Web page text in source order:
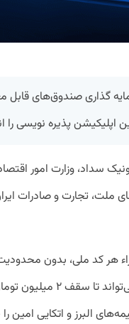
پذیره نویسی را
سداد، وزارت امور
ملت، تجارت و صادرات
هر کد ملی، بدون
بورسی و ثبت نام در
البرز و اتکایی امین